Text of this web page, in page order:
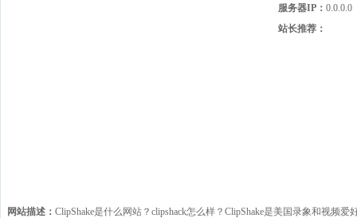
服务器IP： 0.0.0.0
站长推荐：
网站描述： ClipShake是什么网站？clipshack怎么样？ClipShake是美国录象和视频